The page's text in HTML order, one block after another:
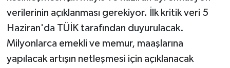
verilerinin açıklanması gerekiyor. İlk kritik veri 5
Haziran'da TÜİK tarafından duyurulacak.
Milyonlarca emekli ve memur, maaşlarına
yapılacak artışın netleşmesi için açıklanacak